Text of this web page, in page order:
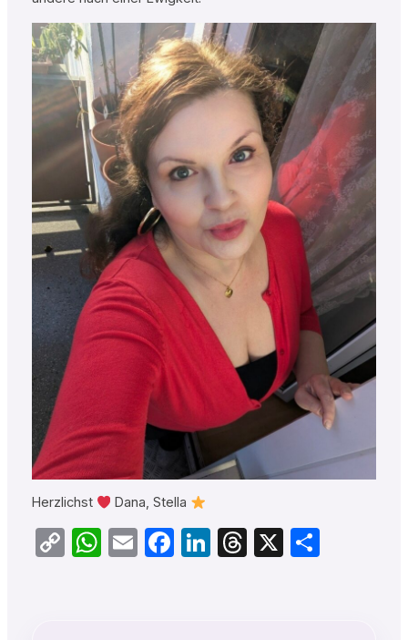
Herzlichst Dana, Stella
CopyWhatsApp
EmailFacebook
LinkedIn
Threads
X Teilen